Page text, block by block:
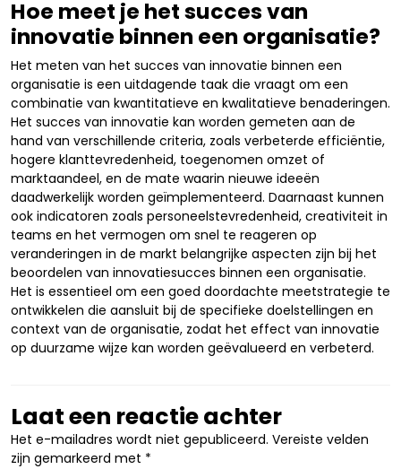
Hoe meet je het succes van
innovatie binnen een organisatie?
Het meten van het succes van innovatie binnen een
organisatie is een uitdagende taak die vraagt om een
combinatie van kwantitatieve en kwalitatieve benaderingen.
Het succes van innovatie kan worden gemeten aan de
hand van verschillende criteria, zoals verbeterde efficiëntie,
hogere klanttevredenheid, toegenomen omzet of
marktaandeel, en de mate waarin nieuwe ideeën
daadwerkelijk worden geïmplementeerd. Daarnaast kunnen
ook indicatoren zoals personeelstevredenheid, creativiteit in
teams en het vermogen om snel te reageren op
veranderingen in de markt belangrijke aspecten zijn bij het
beoordelen van innovatiesucces binnen een organisatie.
Het is essentieel om een goed doordachte meetstrategie te
ontwikkelen die aansluit bij de specifieke doelstellingen en
context van de organisatie, zodat het effect van innovatie
op duurzame wijze kan worden geëvalueerd en verbeterd.
Laat een reactie achter
Het e-mailadres wordt niet gepubliceerd. Vereiste velden
zijn gemarkeerd met *